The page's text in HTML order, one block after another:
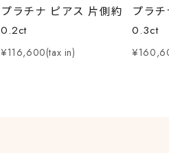
プラチナ ピアス 片側約
0.2ct
¥116,600(tax in)
プラ
0.3ct